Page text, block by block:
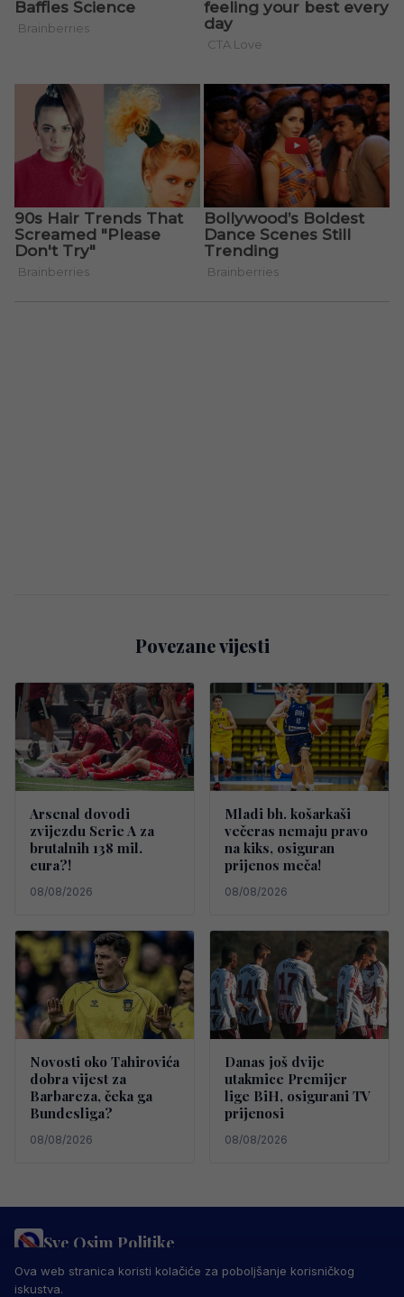
Povezane vijesti
Arsenal dovodi
zvijezdu Serie A za
brutalnih 138 mil.
eura?!
08/08/2026
Mladi bh. košarkaši
večeras nemaju pravo
na kiks, osiguran
prijenos meča!
08/08/2026
Novosti oko Tahirovića
dobra vijest za
Barbareza, čeka ga
Bundesliga?
08/08/2026
Danas još dvije
utakmice Premijer
lige BiH, osigurani TV
prijenosi
08/08/2026
Sve Osim Politike
PRAVILA PRIVATNOSTIMARKETING USLOVI KORIŠTENJA
IMPRESSUM
Ova web stranica koristi kolačiće za poboljšanje korisničkog
iskustva.